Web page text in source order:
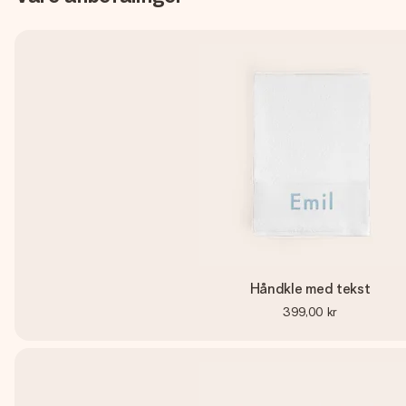
Håndkle med tekst
399,00 kr